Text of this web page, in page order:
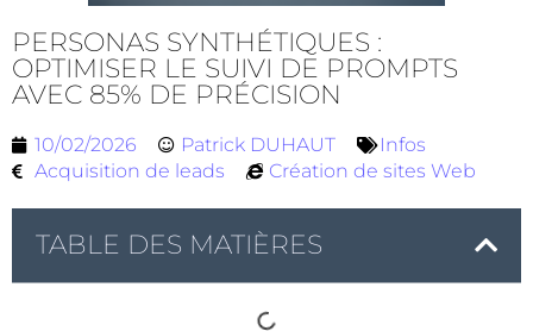
PERSONAS SYNTHÉTIQUES :
OPTIMISER LE SUIVI DE PROMPTS
AVEC 85% DE PRÉCISION
10/02/2026 Patrick DUHAUT
Infos
Acquisition de leads
Création de sites Web
TABLE DES MATIÈRES